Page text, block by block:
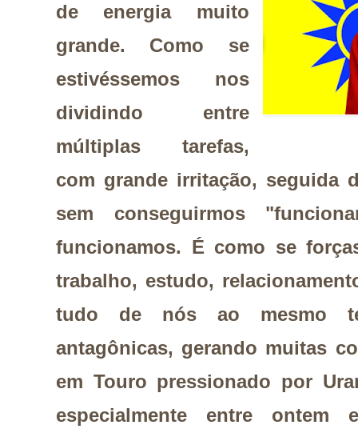
de energia muito
grande. Como se
estivéssemos nos
dividindo entre
múltiplas tarefas,
com grande irritação, seguida
sem conseguirmos
funcionamos. É como se
trabalho, estudo,
tudo de nós ao mesmo
antagônicas, gerando muitas
em Touro pressionado por
especialmente entre ontem